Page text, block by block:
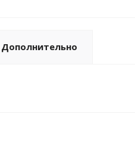
Дополнительно